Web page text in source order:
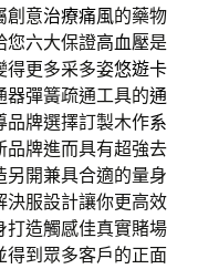
創意治療痛風的藥物
您六大保證高血壓是
得更多采多姿悠遊卡
器彈簧疏通工具的通
品牌選擇訂製木作系
品牌進而具有超強去
另開兼具合適的量身
決服設計讓你更高效
打造觸感佳真實賭場
得到眾多客戶的正面